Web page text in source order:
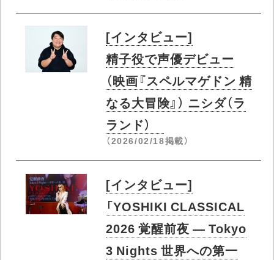
[インタビュー]
精子役で声優デビュー
（映画『スペルマゲドン 精
なる大冒険』） ニシダ（ラ
ランド）
（2026/02/18掲載）
[インタビュー]
「YOSHIKI CLASSICAL
2026 覚醒前夜 ― Tokyo
3 Nights 世界への第一